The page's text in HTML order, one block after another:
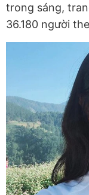
trong sáng,
36.180 người